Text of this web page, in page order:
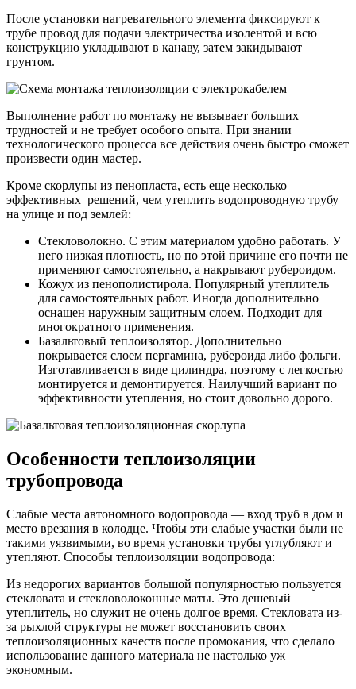
После установки нагревательного элемента фиксируют к
трубе провод для подачи электричества изолентой и всю
конструкцию укладывают в канаву, затем закидывают
грунтом.
Выполнение работ по монтажу не вызывает больших
трудностей и не требует особого опыта. При знании
технологического процесса все действия очень быстро сможет
произвести один мастер.
Кроме скорлупы из пенопласта, есть еще несколько
эффективных решений, чем утеплить водопроводную трубу
на улице и под землей:
Стекловолокно. С этим материалом удобно работать. У
него низкая плотность, но по этой причине его почти не
применяют самостоятельно, а накрывают рубероидом.
Кожух из пенополистирола. Популярный утеплитель
для самостоятельных работ. Иногда дополнительно
оснащен наружным защитным слоем. Подходит для
многократного применения.
Базальтовый теплоизолятор. Дополнительно
покрывается слоем пергамина, рубероида либо фольги.
Изготавливается в виде цилиндра, поэтому с легкостью
монтируется и демонтируется. Наилучший вариант по
эффективности утепления, но стоит довольно дорого.
Особенности теплоизоляции
трубопровода
Слабые места автономного водопровода — вход труб в дом и
место врезания в колодце. Чтобы эти слабые участки были не
такими уязвимыми, во время установки трубы углубляют и
утепляют. Способы теплоизоляции водопровода:
Из недорогих вариантов большой популярностью пользуется
стекловата и стекловолоконные маты. Это дешевый
утеплитель, но служит не очень долгое время. Стекловата из-
за рыхлой структуры не может восстановить своих
теплоизоляционных качеств после промокания, что сделало
использование данного материала не настолько уж
экономным.